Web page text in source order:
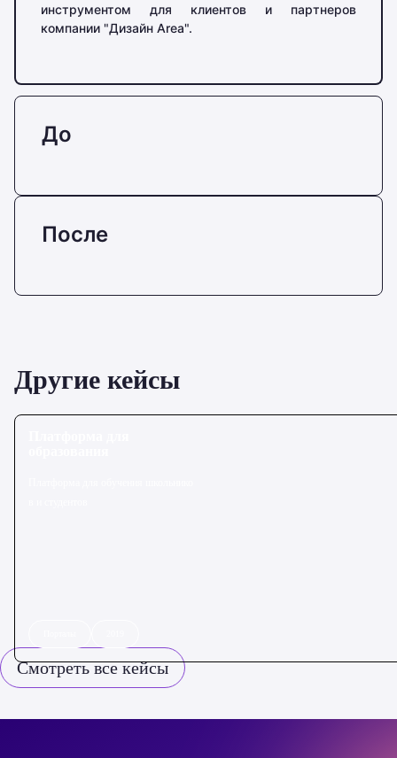
инструментом для клиентов и партнеров
компании "Дизайн Area".
До
После
Другие кейсы
Смотреть все кейсы